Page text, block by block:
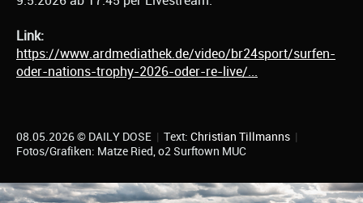
Link:
https://www.ardmediathek.de/video/br24sport/surfen-
oder-nations-trophy-2026-oder-re-live/...
08.05.2026 © DAILY DOSE | Text: Christian Tillmanns |
Fotos/Grafiken: Matze Ried, o2 Surftown MUC